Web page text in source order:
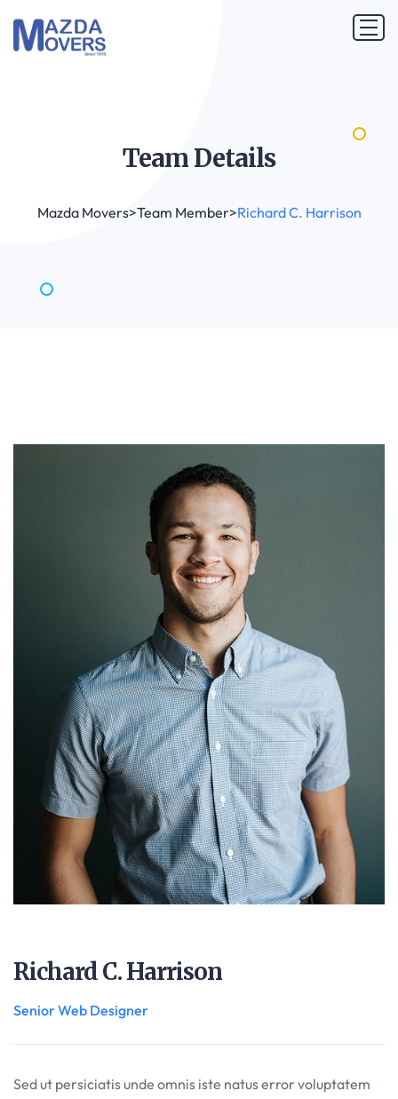
TeamDetails
Mazda Movers>Team Member>Richard C. Harrison
Richard C. Harrison
Senior Web Designer
Sed ut persiciatis unde omnis iste natus error voluptatem